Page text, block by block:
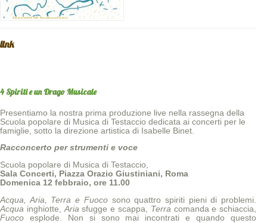
link
4 Spiriti e un Drago Musicale
Presentiamo la nostra prima produzione live nella rassegna della
Scuola popolare di Musica di Testaccio dedicata ai concerti per le
famiglie, sotto la direzione artistica di Isabelle Binet.
Racconcerto per strumenti e voce
Scuola popolare di Musica di Testaccio,
Sala Concerti, Piazza Orazio Giustiniani, Roma
Domenica 12 febbraio, ore 11.00
Acqua, Aria, Terra e Fuocosono quattro spiriti pieni di problemi.
Acqua inghiotte, Ariasfugge e scappa, Terra comanda e schiaccia,
Fuoco esplode. Non si sono mai incontrati e quando questo